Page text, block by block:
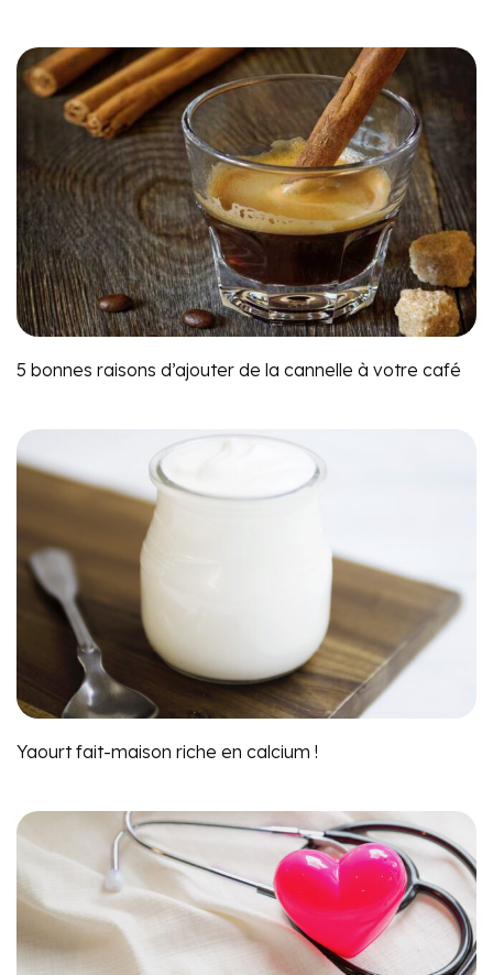
5 bonnes raisons d’ajouter de la cannelle à votre café
Yaourt fait-maison riche en calcium !